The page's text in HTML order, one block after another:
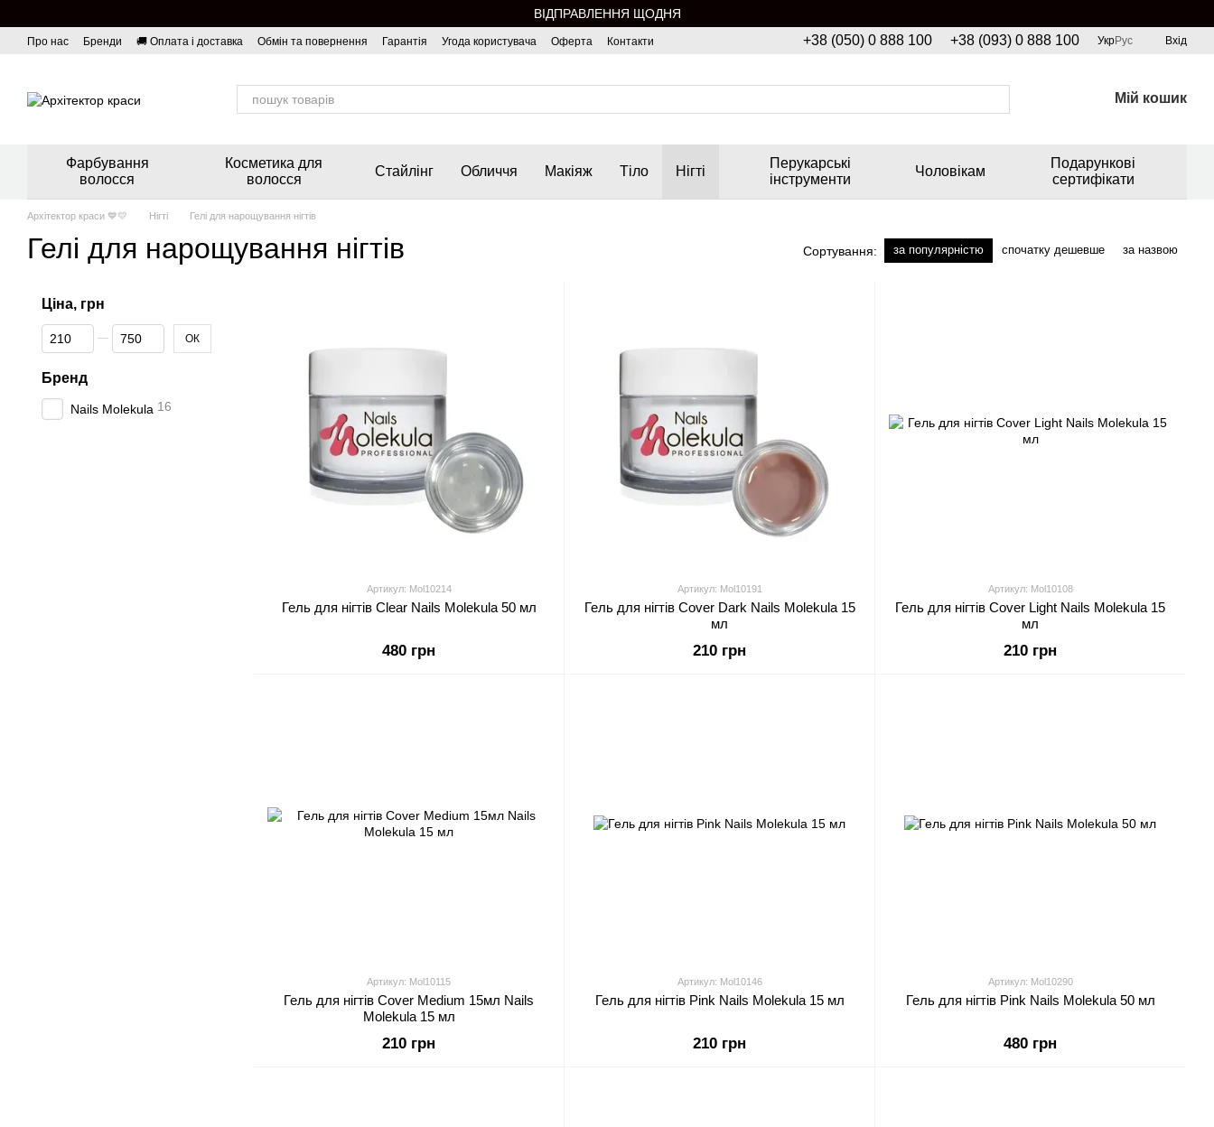
ВІДПРАВЛЕННЯ ЩОДНЯ
Про нас Бренди 🚚 Оплата і доставка Обмін та повернення Гарантія Угода користувача Оферта Контакти +38 (050) 0 888 100 +38 (093) 0 888 100 УкрРус Вхід
Мій кошик
Фарбування
волосся
Косметика для
волосся
Стайлінг Обличчя Макіяж Тіло Нігті
Перукарські
інструменти
Чоловікам
Подарункові
сертифікати
Архітектор краси 💙💛 Нігті Гелі для нарощування нігтів
Гелі для нарощування нігтів Сортування: за популярністю спочатку дешевше за назвою
Артикул: Mol10214
Гель для нігтів Clear Nails Molekula 50 мл
480 грн
Артикул: Mol10191
Гель для нігтів Cover Dark Nails Molekula 15
мл
210 грн
Артикул: Mol10108
Гель для нігтів Cover Light Nails Molekula 15
мл
210 грн
Артикул: Mol10115
Гель для нігтів Cover Medium 15мл Nails
Molekula 15 мл
210 грн
Артикул: Mol10146
Гель для нігтів Pink Nails Molekula 15 мл
210 грн
Артикул: Mol10290
Гель для нігтів Pink Nails Molekula 50 мл
480 грн
Ціна, грн
Від Ціна, грн
До Ціна, грн ОК
Бренд
Nails Molekula 16